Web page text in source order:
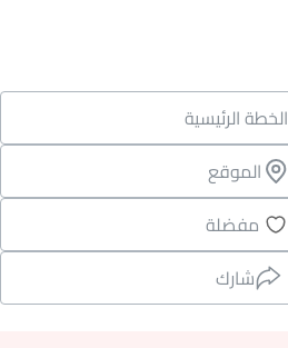
الخطة الرئيسية
الموقع
مفضلة
شارك